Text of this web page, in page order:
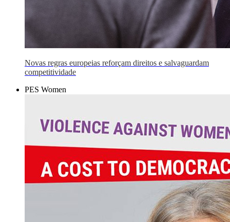
Novas regras europeias reforçam direitos e salvaguardam
competitividade
PES Women